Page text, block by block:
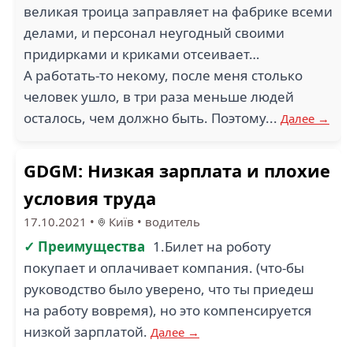
великая троица заправляет на фабрике всеми
делами, и персонал неугодный своими
придирками и криками отсеивает…
А работать-то некому, после меня столько
человек ушло, в три раза меньше людей
осталось, чем должно быть. Поэтому... Далее →
GDGM: Низкая зарплата и плохие
условия труда
17.10.2021 • Київ • водитель
✓ Преимущества 1.Билет на роботу
покупает и оплачивает компания. (что-бы
руководство было уверено, что ты приедеш
на работу вовремя), но это компенсируется
низкой зарплатой. Далее →